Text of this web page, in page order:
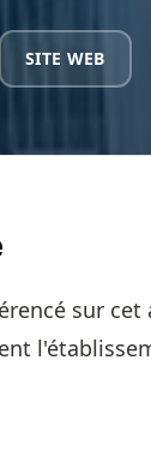
SITE WEB
sur